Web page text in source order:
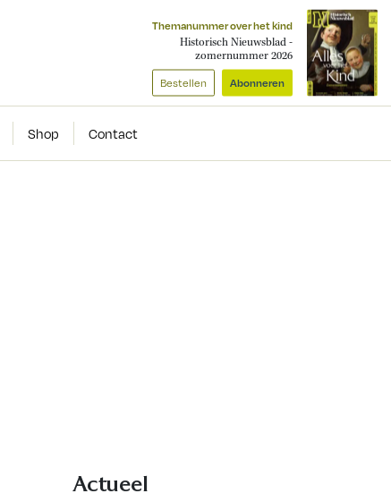
Themanummer over het kind
Historisch Nieuwsblad -
zomernummer 2026
Bestellen Abonneren
Shop Contact
Actueel